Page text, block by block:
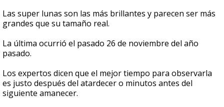
Las super lunas son las más brillantes y parecen ser más
grandes que su tamaño real.
La última ocurrió el pasado 26 de noviembre del año
pasado.
Los expertos dicen que el mejor tiempo para observarla
es justo después del atardecer o minutos antes del
siguiente amanecer.